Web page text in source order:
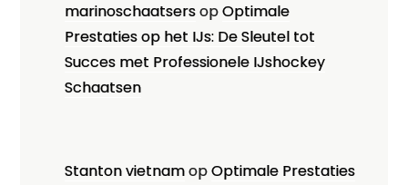
marinoschaatsersopOptimale
Prestaties op het IJs: De Sleutel tot
Succes met Professionele IJshockey
Schaatsen
Stanton vietnamopOptimale Prestaties